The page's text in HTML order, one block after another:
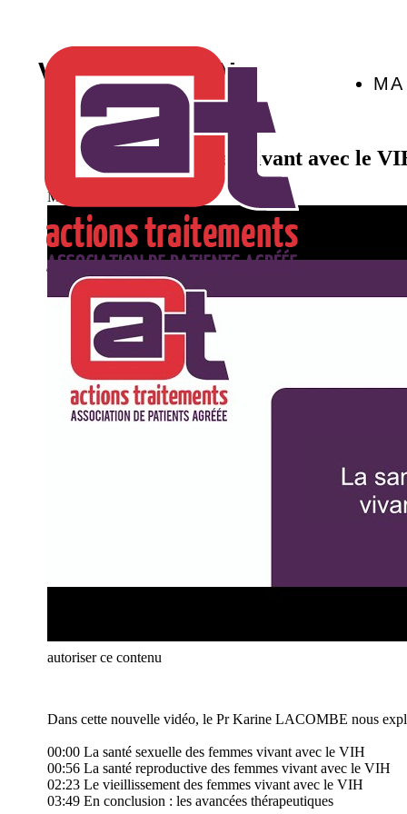
VACCINATION
La santé des femmes vivant avec le
Mise à jour :
autoriser ce contenu
Dans cette nouvelle vidéo, le Pr Karine LACOMBE nous
00:00 La santé sexuelle des femmes vivant avec le VIH
00:56 La santé reproductive des femmes vivant avec le VIH
02:23 Le vieillissement des femmes vivant avec le VIH
03:49 En conclusion : les avancées thérapeutiques